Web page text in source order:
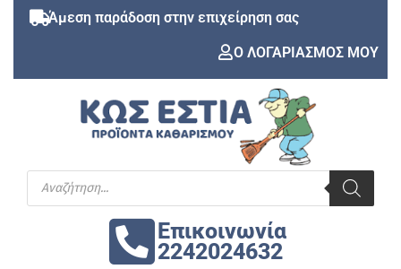
Άμεση παράδοση στην επιχείρηση σας
Ο ΛΟΓΑΡΙΑΣΜΟΣ ΜΟΥ
Επικοινωνία
2242024632